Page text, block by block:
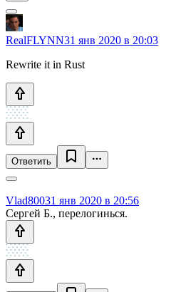
RealFLYNN31 янв 2020 в 20:03
Rewrite it in Rust
Ответить
Vlad80031 янв 2020 в 20:56
Сергей Б., перелогинься.